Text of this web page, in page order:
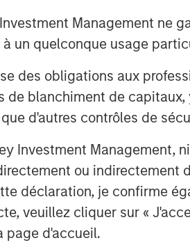
Management ne
un quelconque usage
des obligations aux
de blanchiment de
d'autres contrôles de
Investment Management,
ou indirectement
déclaration, je confirme
veuillez cliquer sur «
page d'accueil.
oral care and flea & tick
wellness supplements
and Joint, Skin and Coat, Pain
First Aid and Calming
organic aloe-based pet
groomers nationwide, as well
tick solutions
of CalorieSmart